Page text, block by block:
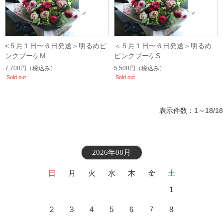
<５月１日〜６日発送＞明るめピ
ンクブーケM
7,700円 （税込み）
Sold out
＜５月１日〜６日発送＞明るめ
ピンクブーケS
5,500円 （税込み）
Sold out
表示件数：1～18/18
2026年08月
日 月 火 水 木 金
土
1
2 3 4 5 6 7 8